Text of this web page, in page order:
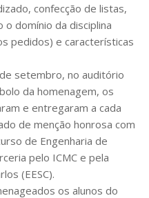
confecção de listas,
domínio da disciplina
pedidos) e características
setembro, no auditório
da homenagem, os
e entregaram a cada
de menção honrosa com
de Engenharia de
pelo ICMC e pela
(EESC).
os alunos do